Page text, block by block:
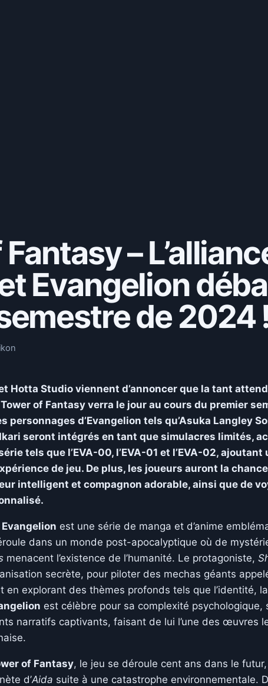
–
Evangelion
de 2024
Hotta Studio viennent d’annoncer que la tant
of Fantasy verra le jour au cours du premier
personnages d’Evangelion tels qu’Asuka Langley
seront intégrés en tant que simulacres limités,
tels que l’EVA-00, l’EVA-01 et l’EVA-02,
de jeu. De plus, les joueurs auront la
intelligent et compagnon adorable, ainsi que de
est une série de manga et d’anime
dans un monde post-apocalyptique où de
menacent l’existence de l’humanité. Le protagoniste,
secrète, pour piloter des mechas géants
en explorant des thèmes profonds tels que l’identité,
est célèbre pour sa complexité
narratifs captivants, faisant de lui l’une des œuvres
of Fantasy, le jeu se déroule cent ans dans le
d’Aida suite à une catastrophe environnementale.